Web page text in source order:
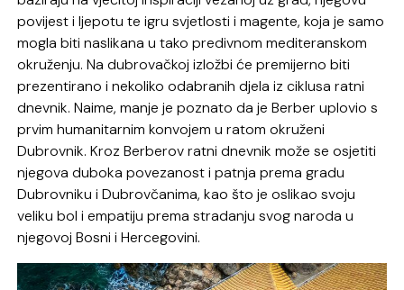
povijest i ljepotu te igru svjetlosti i magente, koja je samo
mogla biti naslikana u tako predivnom mediteranskom
okruženju. Na dubrovačkoj izložbi će premijerno biti
prezentirano i nekoliko odabranih djela iz ciklusa ratni
dnevnik. Naime, manje je poznato da je Berber uplovio s
prvim humanitarnim konvojem u ratom okruženi
Dubrovnik. Kroz Berberov ratni dnevnik može se osjetiti
njegova duboka povezanost i patnja prema gradu
Dubrovniku i Dubrovčanima, kao što je oslikao svoju
veliku bol i empatiju prema stradanju svog naroda u
njegovoj Bosni i Hercegovini.